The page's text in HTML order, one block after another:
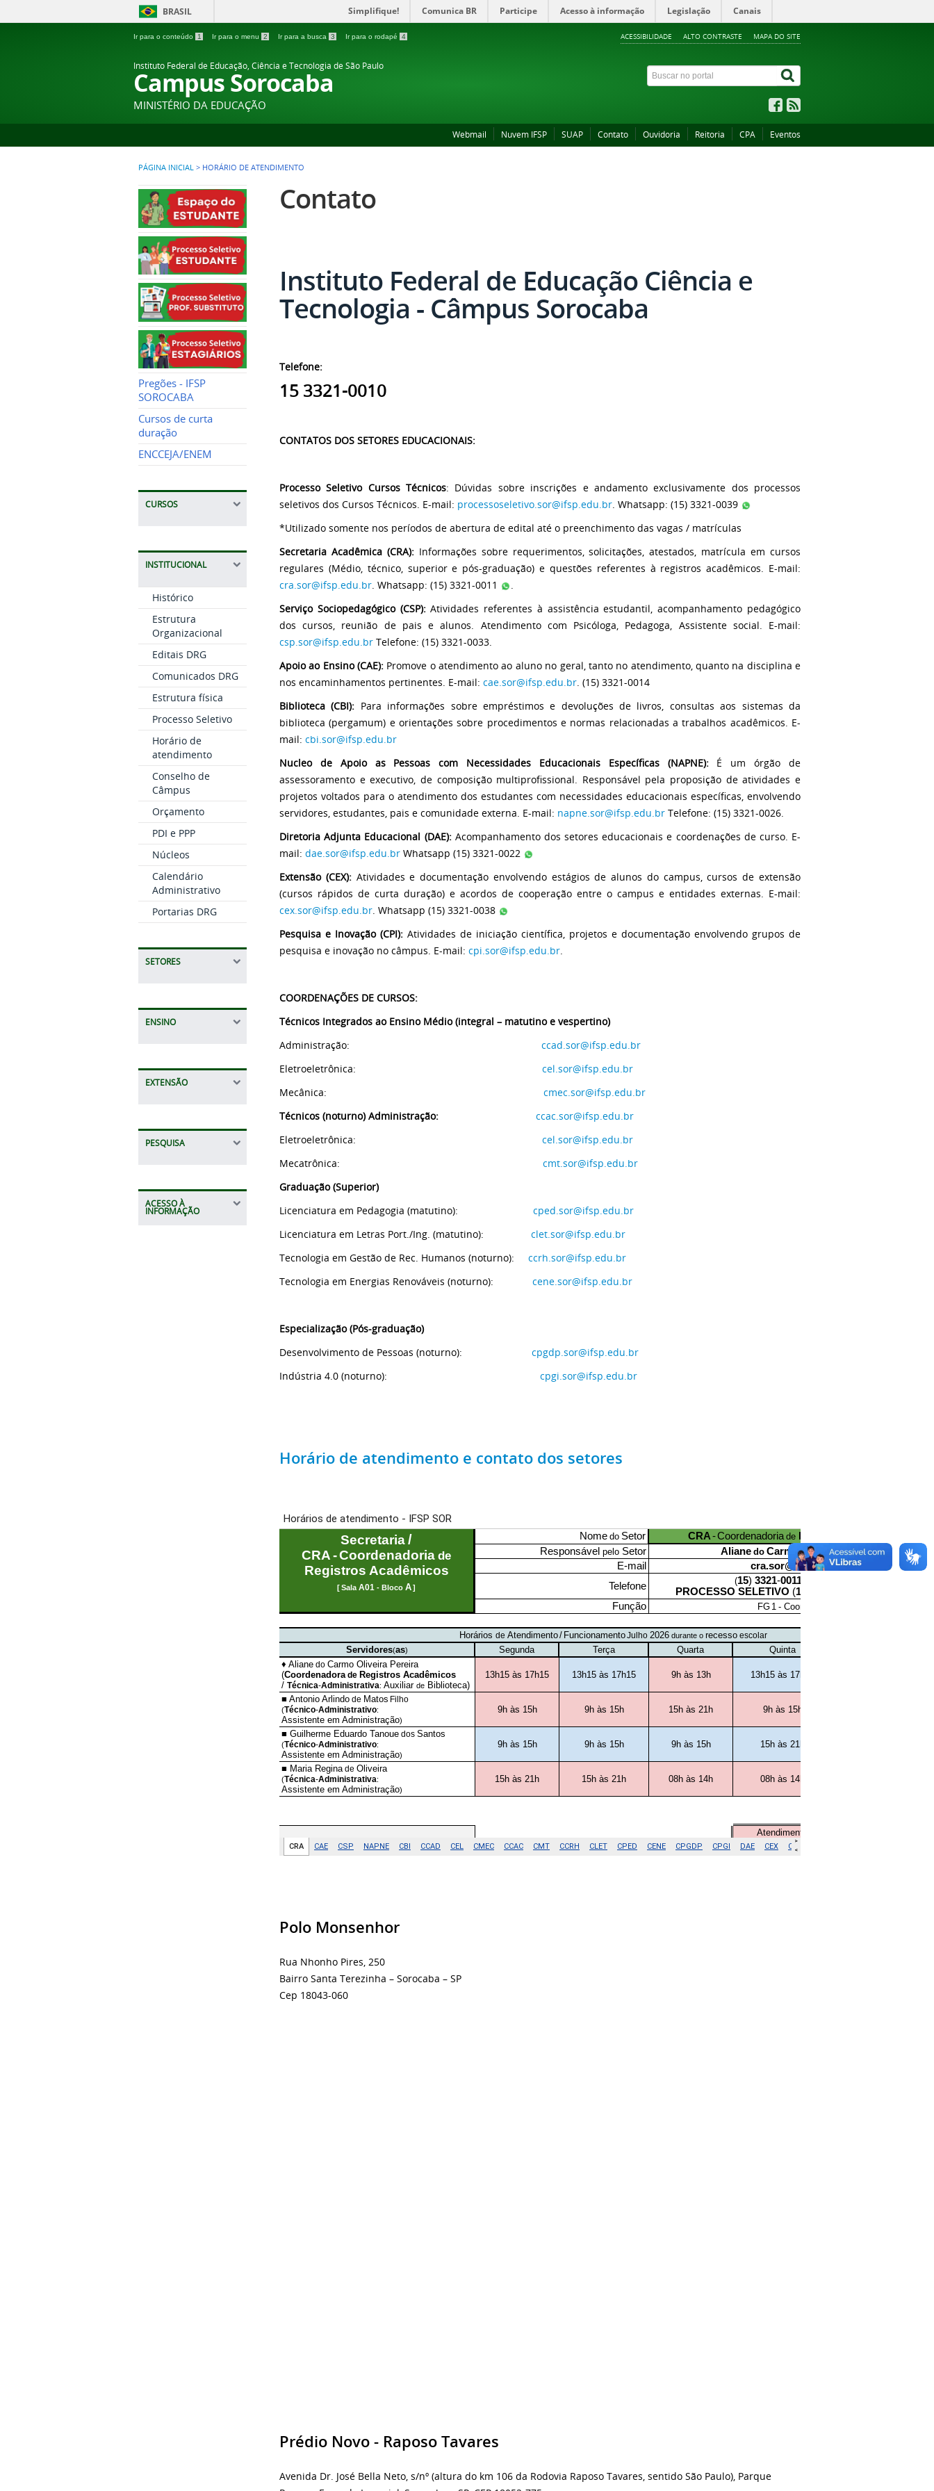
BRASIL Simplifique! Comunica BR Participe Acesso à informação Legislação Canais
Ir para o conteúdo 1 Ir para o menu 2 Ir para a busca 3 Ir para o rodapé 4 ACESSIBILIDADE ALTO CONTRASTE MAPA DO SITE
Instituto Federal de Educação, Ciência e Tecnologia de São Paulo
Campus Sorocaba
MINISTÉRIO DA EDUCAÇÃO
Webmail Nuvem IFSP SUAP Contato Ouvidoria Reitoria CPA Eventos
PÁGINA INICIAL > HORÁRIO DE ATENDIMENTO
Pregões - IFSP
SOROCABA
Cursos de curta
duração
ENCCEJA/ENEM
CURSOS
INSTITUCIONAL
Histórico
Estrutura
Organizacional
Editais DRG
Comunicados DRG
Estrutura física
Processo Seletivo
Horário de
atendimento
Conselho de
Câmpus
Orçamento
PDI e PPP
Núcleos
Calendário
Administrativo
Portarias DRG
SETORES
ENSINO
EXTENSÃO
PESQUISA
ACESSO À
INFORMAÇÃO
Contato
Instituto Federal de Educação Ciência e
Tecnologia - Câmpus Sorocaba
Telefone:
15 3321-0010
CONTATOS DOS SETORES EDUCACIONAIS:
Processo Seletivo Cursos Técnicos: Dúvidas sobre inscrições e andamento exclusivamente dos processos
seletivos dos Cursos Técnicos. E-mail: processoseletivo.sor@ifsp.edu.br. Whatsapp: (15) 3321-0039
*Utilizado somente nos períodos de abertura de edital até o preenchimento das vagas / matrículas
Secretaria Acadêmica (CRA):Informações sobre requerimentos, solicitações, atestados, matrícula em cursos
regulares (Médio, técnico, superior e pós-graduação) e questões referentes à registros acadêmicos. E-mail:
cra.sor@ifsp.edu.br. Whatsapp: (15) 3321-0011
.
Serviço Sociopedagógico (CSP):Atividades referentes à assistência estudantil, acompanhamento pedagógico
dos cursos, reunião de pais e alunos. Atendimento com Psicóloga, Pedagoga, Assistente social. E-mail:
csp.sor@ifsp.edu.br Telefone: (15) 3321-0033.
Apoio ao Ensino (CAE): Promove o atendimento ao aluno no geral, tanto no atendimento, quanto na disciplina e
nos encaminhamentos pertinentes. E-mail: cae.sor@ifsp.edu.br. (15) 3321-0014
Biblioteca (CBI): Para informações sobre empréstimos e devoluções de livros, consultas aos sistemas da
biblioteca (pergamum) e orientações sobre procedimentos e normas relacionadas a trabalhos acadêmicos. E-
mail: cbi.sor@ifsp.edu.br
Nucleo de Apoio as Pessoas com Necessidades Educacionais Específicas (NAPNE):É um órgão de
assessoramento e executivo, de composição multiprofissional. Responsável pela proposição de atividades e
projetos voltados para o atendimento dos estudantes com necessidades educacionais específicas, envolvendo
servidores, estudantes, pais e comunidade externa. E-mail: napne.sor@ifsp.edu.br Telefone: (15) 3321-0026.
Diretoria Adjunta Educacional (DAE):Acompanhamento dos setores educacionais e coordenações de curso. E-
mail: dae.sor@ifsp.edu.br Whatsapp (15) 3321-0022
Extensão (CEX):Atividades e documentação envolvendo estágios de alunos do campus, cursos de extensão
(cursos rápidos de curta duração) e acordos de cooperação entre o campus e entidades externas. E-mail:
cex.sor@ifsp.edu.br. Whatsapp (15) 3321-0038
Pesquisa e Inovação (CPI): Atividades de iniciação científica, projetos e documentação envolvendo grupos de
pesquisa e inovação no câmpus. E-mail: cpi.sor@ifsp.edu.br.
COORDENAÇÕES DE CURSOS:
Técnicos Integrados ao Ensino Médio (integral – matutino e vespertino)
Administração:
ccad.sor@ifsp.edu.br
Eletroeletrônica:
cel.sor@ifsp.edu.br
Mecânica:
cmec.sor@ifsp.edu.br
Técnicos (noturno) Administração: ccac.sor@ifsp.edu.br
Eletroeletrônica:
cel.sor@ifsp.edu.br
Mecatrônica:
cmt.sor@ifsp.edu.br
Graduação (Superior)
Licenciatura em Pedagogia (matutino):
cped.sor@ifsp.edu.br
Licenciatura em Letras Port./Ing. (matutino):
clet.sor@ifsp.edu.br
Tecnologia em Gestão de Rec. Humanos (noturno):
ccrh.sor@ifsp.edu.br
Tecnologia em Energias Renováveis (noturno):
cene.sor@ifsp.edu.br
Especialização (Pós-graduação)
Desenvolvimento de Pessoas (noturno): cpgdp.sor@ifsp.edu.br
Indústria 4.0 (noturno): cpgi.sor@ifsp.edu.br
Horário de atendimento e contato dos setores
Polo Monsenhor
Rua Nhonho Pires, 250
Bairro Santa Terezinha – Sorocaba – SP
Cep 18043-060
Prédio Novo - Raposo Tavares
Avenida Dr. José Bella Neto, s/nº (altura do km 106 da Rodovia Raposo Tavares, sentido São Paulo), Parque